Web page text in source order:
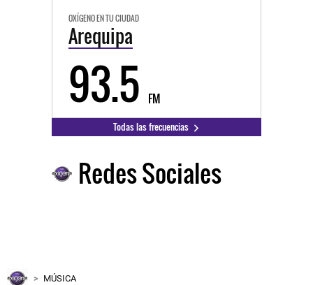
OXÍGENO EN TU CIUDAD
Arequipa
93.5 FM
Todas las frecuencias
Redes Sociales
MÚSICA